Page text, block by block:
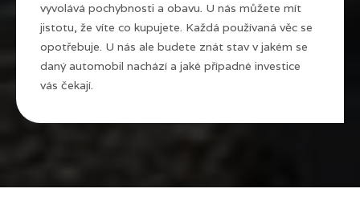
vyvolává pochybnosti a obavu. U nás můžete mít
jistotu, že víte co kupujete. Každá používaná věc se
opotřebuje. U nás ale budete znát stav v jakém se
daný automobil nachází a jaké případné investice
vás čekají.